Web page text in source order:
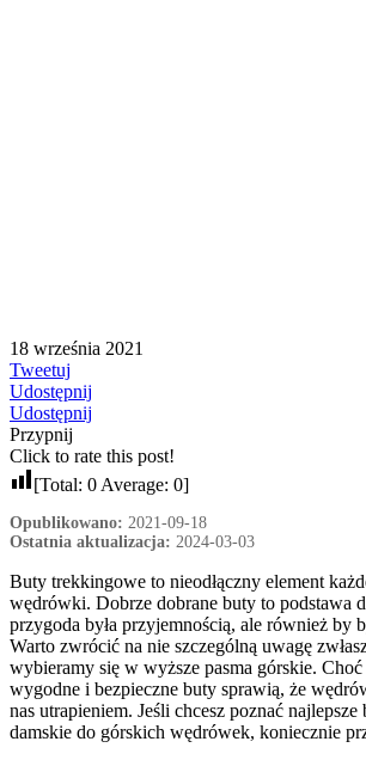
18 września 2021
Tweetuj
Udostępnij
Udostępnij
Przypnij
Click to rate this post!
[Total: 0Average: 0]
Opublikowano: 2021-09-18
Ostatnia aktualizacja: 2024-03-03
Buty trekkingowe to nieodłączny element
wędrówki. Dobrze dobrane buty to podstawa
przygoda była przyjemnością, ale również by
Warto zwrócić na nie szczególną uwagę
wybieramy się w wyższe pasma górskie.
wygodne i bezpieczne buty sprawią, że
nas utrapieniem. Jeśli chcesz poznać
damskie do górskich wędrówek, koniecznie